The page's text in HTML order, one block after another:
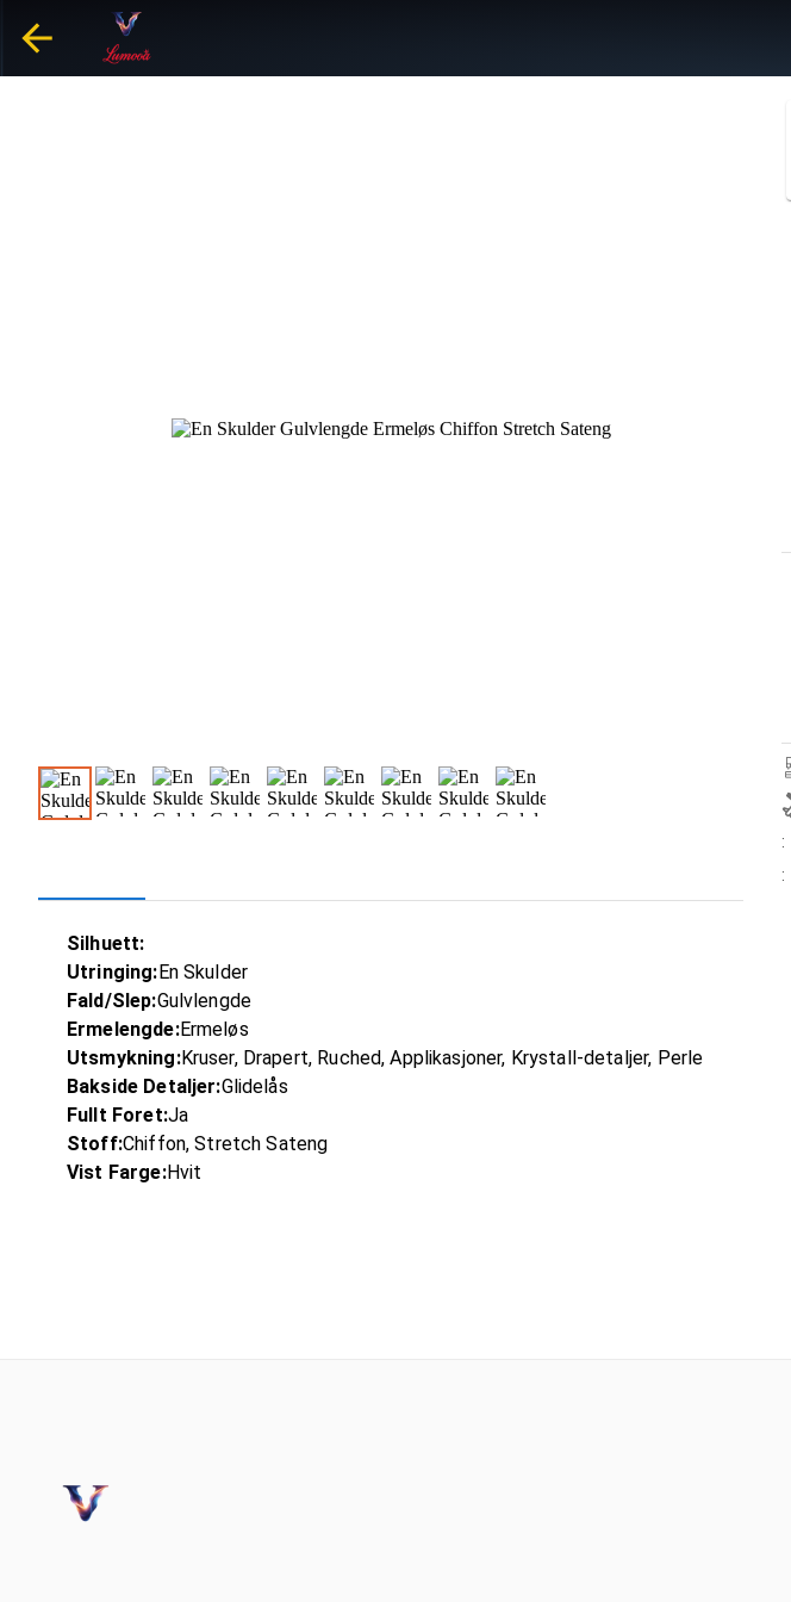
Silhuett:
Utringing: En Skulder
Fald/Slep:Gulvlengde
Ermelengde:Ermeløs
Utsmykning:Kruser, Drapert, Ruched, Applikasjoner, Krystall-detaljer, Perle
Bakside Detaljer:Glidelås
Fullt Foret:Ja
Stoff:Chiffon, Stretch Sateng
Vist Farge:Hvit
:
: